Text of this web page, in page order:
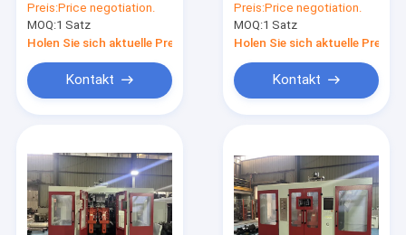
Blasformen-
Maschine für
Lotions-Flasche 2
Schicht HDPE
Preis:Price negotiation.
MOQ:1 Satz
Holen Sie sich aktuelle Preis
Kontakt
Blasen-Maschine
MP90FS IML für
Flasche
Preis:Price negotiation.
MOQ:1 Satz
Holen Sie sich aktuelle Preis
Kontakt